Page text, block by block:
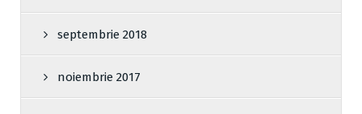
septembrie 2018
noiembrie 2017